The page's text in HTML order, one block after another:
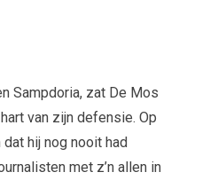
Sampdoria, zat De Mos
van zijn defensie. Op
hij nog nooit had
met z’n allen in